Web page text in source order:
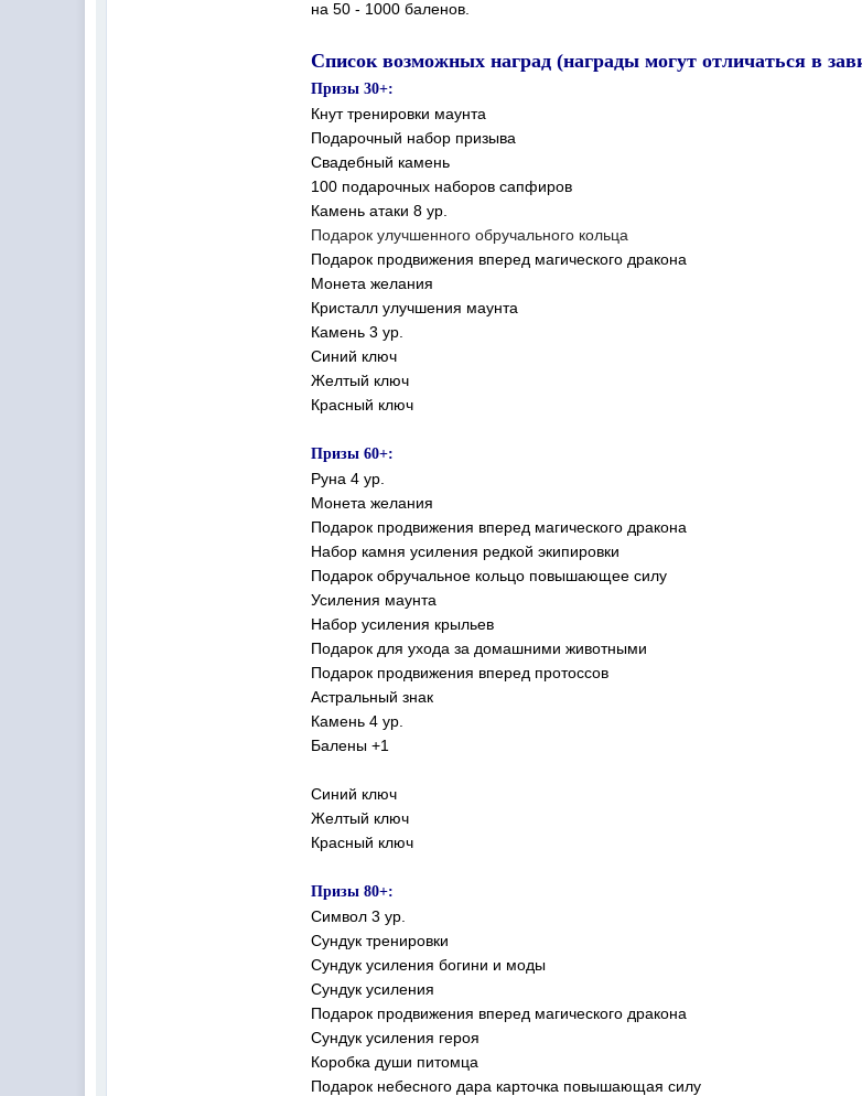
на 50 - 1000 баленов.
Список возможных наград (награды могут отличаться в
Призы 30+:
Кнут тренировки маунта
Подарочный набор призыва
Свадебный камень
100 подарочных наборов сапфиров
Камень атаки 8 ур.
Подарок улучшенного обручального кольца
Подарок продвижения вперед магического дракона
Монета желания
Кристалл улучшения маунта
Камень 3 ур.
Синий ключ
Желтый ключ
Красный ключ
Призы 60+:
Руна 4 ур.
Монета желания
Подарок продвижения вперед магического дракона
Набор камня усиления редкой экипировки
Подарок обручальное кольцо повышающее силу
Усиления маунта
Набор усиления крыльев
Подарок для ухода за домашними животными
Подарок продвижения вперед протоссов
Астральный знак
Камень 4 ур.
Балены +1
Синий ключ
Желтый ключ
Красный ключ
Призы 80+:
Символ 3 ур.
Сундук тренировки
Сундук усиления богини и моды
Сундук усиления
Подарок продвижения вперед магического дракона
Сундук усиления героя
Коробка души питомца
Подарок небесного дара карточка повышающая силу